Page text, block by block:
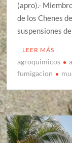
(apro).-
de los Chenes
suspensiones
LEER MÁS
agroquimicos
fumigacion